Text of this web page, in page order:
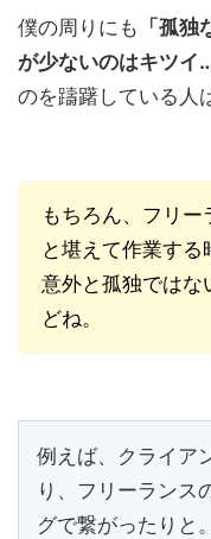
僕の周りにも 「孤
が少ないのはキツイ…
のを躊躇している人
もちろん、フリー
と堪えて作業する
意外と孤独ではな
どね。
例えば、クライア
り、フリーランス
グで繋がったりと。